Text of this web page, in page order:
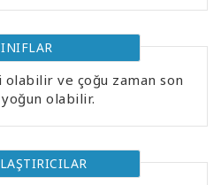
olabilir ve çoğu zaman son
olabilir.